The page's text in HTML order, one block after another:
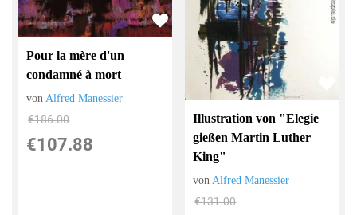
Pour la mère d'un
condamné à mort
von Alfred Manessier
€186.00
€107.88
Illustration von "Elegie
gießen Martin Luther
King"
von Alfred Manessier
€131.00